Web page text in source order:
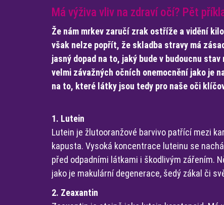
Má výživa vliv na zdraví očí? Pět
Že nám mrkev zaručí zrak ostříže a vidění
však nelze popřít, že skladba stravy má
jasný dopad na to, jaký bude v budoucnu
velmi závažných očních onemocnění jako je
na to, které látky jsou tedy pro naše oči
1. Lutein
Lutein je žlutooranžové barvivo patřící mezi
kapusta. Vysoká koncentrace luteinu se
před odpadními látkami i škodlivým zářením.
jako je makulární degenerace, šedý zákal či
2. Zeaxantin